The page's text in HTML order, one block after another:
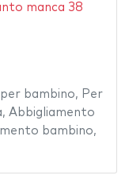
manca 38
bambino, Per
, Abbigliamento
bambino,